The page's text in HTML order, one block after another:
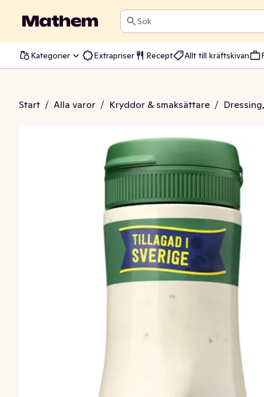
Sök
Kategorier Extrapriser Recept Allt till kräftskivan
Start / Alla varor / Kryddor & smaksättare /
370ml